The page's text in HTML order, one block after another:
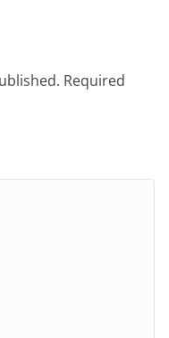
Required